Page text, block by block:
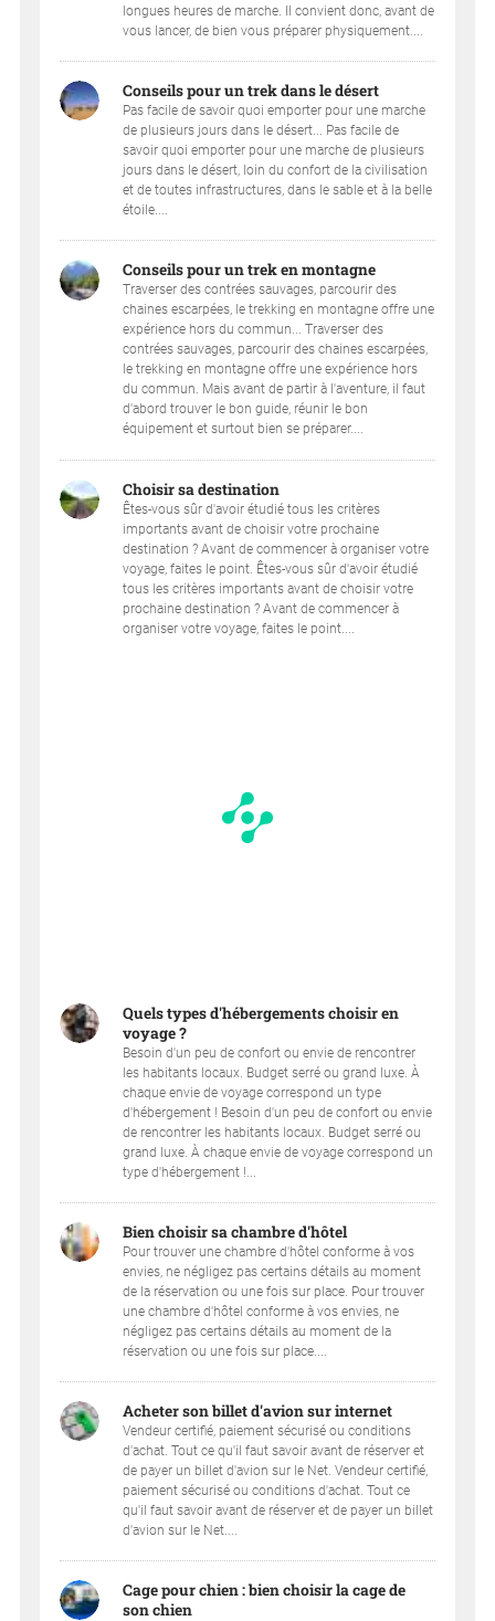
longues heures de marche. Il convient donc, avant de
vous lancer, de bien vous préparer physiquement....
Conseils pour un trek dans le désert
Pas facile de savoir quoi emporter pour une marche
de plusieurs jours dans le désert... Pas facile de
savoir quoi emporter pour une marche de plusieurs
jours dans le désert, loin du confort de la civilisation
et de toutes infrastructures, dans le sable et à la belle
étoile....
Conseils pour un trek en montagne
Traverser des contrées sauvages, parcourir des
chaines escarpées, le trekking en montagne offre une
expérience hors du commun... Traverser des
contrées sauvages, parcourir des chaines escarpées,
le trekking en montagne offre une expérience hors
du commun. Mais avant de partir à l'aventure, il faut
d'abord trouver le bon guide, réunir le bon
équipement et surtout bien se préparer....
Choisir sa destination
Êtes-vous sûr d'avoir étudié tous les critères
importants avant de choisir votre prochaine
destination ? Avant de commencer à organiser votre
voyage, faites le point. Êtes-vous sûr d'avoir étudié
tous les critères importants avant de choisir votre
prochaine destination ? Avant de commencer à
organiser votre voyage, faites le point....
Quels types d'hébergements choisir en
voyage ?
Besoin d'un peu de confort ou envie de rencontrer
les habitants locaux. Budget serré ou grand luxe. À
chaque envie de voyage correspond un type
d'hébergement ! Besoin d'un peu de confort ou envie
de rencontrer les habitants locaux. Budget serré ou
grand luxe. À chaque envie de voyage correspond un
type d'hébergement !...
Bien choisir sa chambre d'hôtel
Pour trouver une chambre d'hôtel conforme à vos
envies, ne négligez pas certains détails au moment
de la réservation ou une fois sur place. Pour trouver
une chambre d'hôtel conforme à vos envies, ne
négligez pas certains détails au moment de la
réservation ou une fois sur place....
Acheter son billet d'avion sur internet
Vendeur certifié, paiement sécurisé ou conditions
d'achat. Tout ce qu'il faut savoir avant de réserver et
de payer un billet d'avion sur le Net. Vendeur certifié,
paiement sécurisé ou conditions d'achat. Tout ce
qu'il faut savoir avant de réserver et de payer un billet
d'avion sur le Net....
Cage pour chien : bien choisir la cage de
son chien